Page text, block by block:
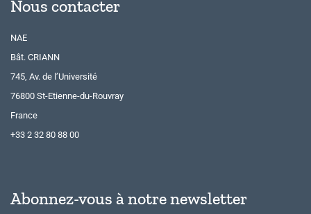
Nous contacter
NAE
Bât. CRIANN
745, Av. de l’Université
76800 St-Etienne-du-Rouvray
France
+33 2 32 80 88 00
Abonnez-vous à notre newsletter